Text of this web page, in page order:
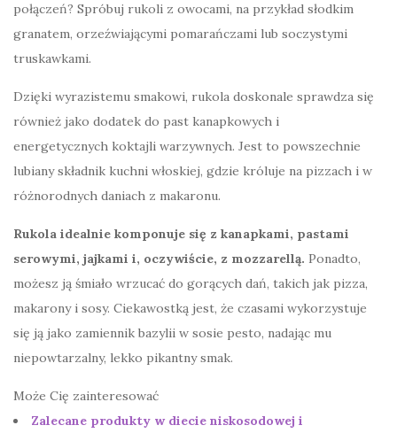
połączeń? Spróbuj rukoli z owocami, na przykład słodkim
granatem, orzeźwiającymi pomarańczami lub soczystymi
truskawkami.
Dzięki wyrazistemu smakowi, rukola doskonale sprawdza się
również jako dodatek do past kanapkowych i
energetycznych koktajli warzywnych. Jest to powszechnie
lubiany składnik kuchni włoskiej, gdzie króluje na pizzach i w
różnorodnych daniach z makaronu.
Rukola idealnie komponuje się z kanapkami, pastami
serowymi, jajkami i, oczywiście, z mozzarellą. Ponadto,
możesz ją śmiało wrzucać do gorących dań, takich jak pizza,
makarony i sosy. Ciekawostką jest, że czasami wykorzystuje
się ją jako zamiennik bazylii w sosie pesto, nadając mu
niepowtarzalny, lekko pikantny smak.
Może Cię zainteresować
Zalecane produkty w diecie niskosodowej i